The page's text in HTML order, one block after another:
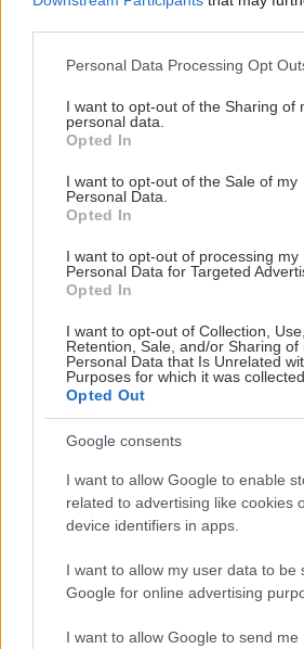
Please note that this website/app uses
not limited to your visit or usage
grant or deny consent to Google and
use your data for below specified
consent section.
Personal Data Processing Opt
I want to opt-out of the Sharing of
personal data.
Opted In
I want to opt-out of the Sale of my
Personal Data.
Opted In
I want to opt-out of processing my
Personal Data for Targeted
Opted In
I want to opt-out of Collection, Use,
Retention, Sale, and/or Sharing of
Personal Data that Is Unrelated
Purposes for which it was collected.
Opted Out
Google consents
I want to allow Google to enable
related to advertising like cookies
device identifiers in apps.
I want to allow my user data to be
Google for online advertising
I want to allow Google to send me
Prvý spôsob máme hotový.
Zdroj: Lukáš Urblík
Druhý spôsob